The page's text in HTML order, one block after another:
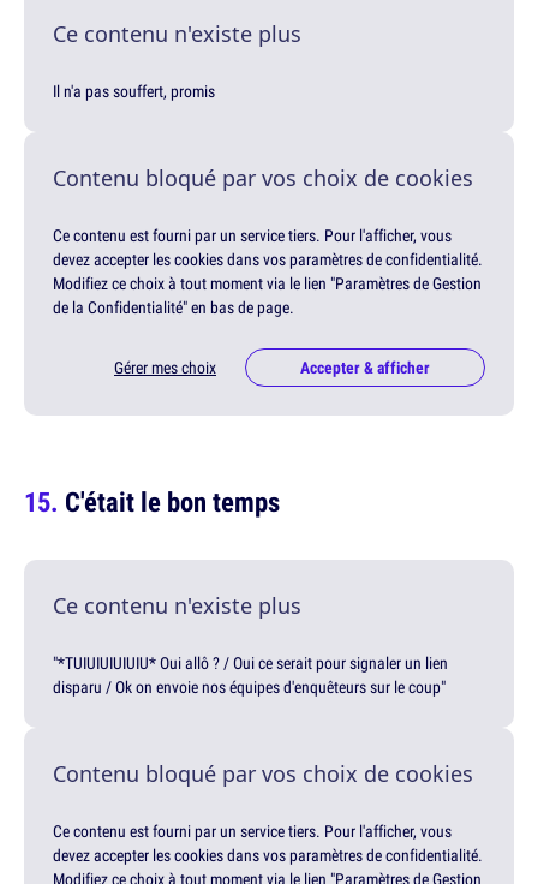
Ce contenu n'existe plus
Il n'a pas souffert, promis
Contenu bloqué par vos choix de cookies
Ce contenu est fourni par un service tiers. Pour l'afficher, vous
devez accepter les cookies dans vos paramètres de confidentialité.
Modifiez ce choix à tout moment via le lien "Paramètres de Gestion
de la Confidentialité" en bas de page.
Gérer mes choix Accepter & afficher
C'était le bon temps
Ce contenu n'existe plus
"*TUIUIUIUIUIU* Oui allô ? / Oui ce serait pour signaler un lien
disparu / Ok on envoie nos équipes d'enquêteurs sur le coup"
Contenu bloqué par vos choix de cookies
Ce contenu est fourni par un service tiers. Pour l'afficher, vous
devez accepter les cookies dans vos paramètres de confidentialité.
Modifiez ce choix à tout moment via le lien "Paramètres de Gestion